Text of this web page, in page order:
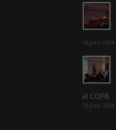
18 juny 2024
al COFB
18 juny 2024